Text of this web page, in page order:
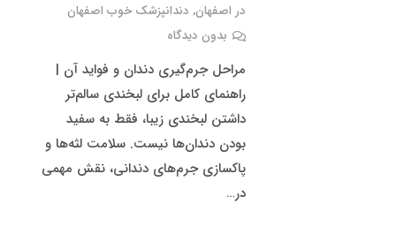
در اصفهان, دندانپزشک خوب اصفهان
بدون دیدگاه
مراحل جرم‌گیری دندان و فواید آن​ |
راهنمای کامل برای لبخندی سالم‌تر
داشتن لبخندی زیبا، فقط به سفید
بودن دندان‌ها نیست. سلامت لثه‌ها و
پاکسازی جرم‌های دندانی، نقش مهمی
در…